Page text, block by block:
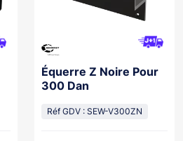
Équerre Z Noire Pour
300 Dan
Réf GDV : SEW-V300ZN